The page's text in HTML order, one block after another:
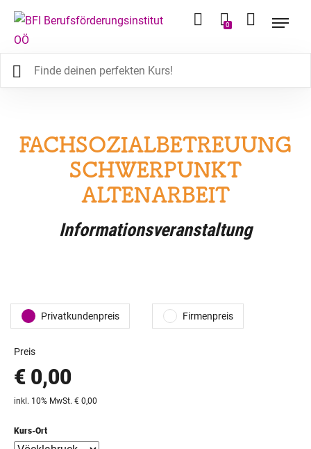
0
FACHSOZIALBETREUUNG
SCHWERPUNKT
ALTENARBEIT
Informationsveranstaltung
Kurs-Ort
Privatkundenpreis Firmenpreis
Preis
€ 0,00
inkl. 10% MwSt. € 0,00